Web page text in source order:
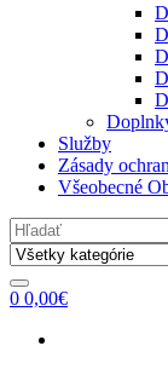
Služby
Zásady
Všeobecné
Search
for:
0 0,00€